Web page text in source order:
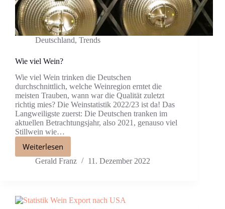
Deutschland, Trends
Wie viel Wein?
Wie viel Wein trinken die Deutschen
durchschnittlich, welche Weinregion erntet die
meisten Trauben, wann war die Qualität zuletzt
richtig mies? Die Weinstatistik 2022/23 ist da! Das
Langweiligste zuerst: Die Deutschen tranken im
aktuellen Betrachtungsjahr, also 2021, genauso viel
Stillwein wie…
Weiterlesen
Gerald Franz 11. Dezember 2022